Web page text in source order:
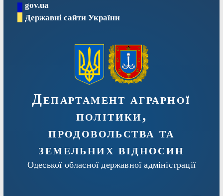
Перейтиgov.ua
Державні сайти України
Департамент аграрної
політики,
продовольства та
земельних відносин
Одеської обласної державної адміністрації